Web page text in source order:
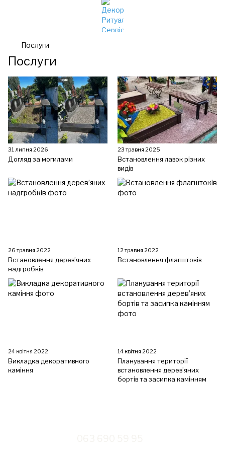
Послуги
Послуги
31 липня 2026
Догляд за могилами
23 травня 2025
Встановлення лавок різних
видів
26 травня 2022
Встановлення дерев’яних
надгробків
12 травня 2022
Встановлення флагштоків
24 квітня 2022
Викладка декоративного
каміння
14 квітня 2022
Планування території
встановлення дерев’яних
бортів та засипка камінням